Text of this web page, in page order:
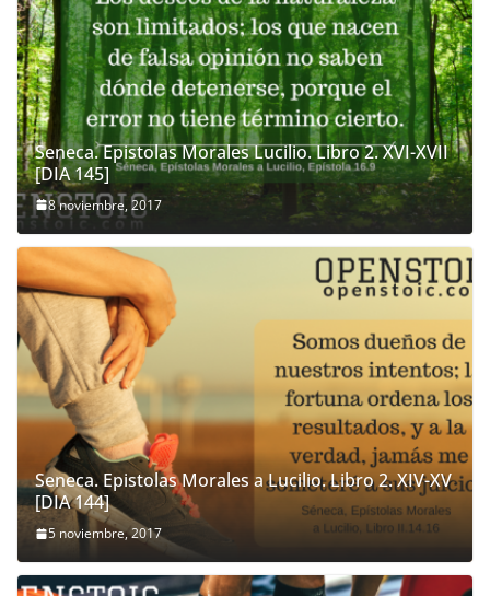
Seneca. Epistolas Morales Lucilio. Libro 2. XVI-XVII
[DIA 145]
8 noviembre, 2017
Seneca. Epistolas Morales a Lucilio. Libro 2. XIV-XV
[DIA 144]
5 noviembre, 2017